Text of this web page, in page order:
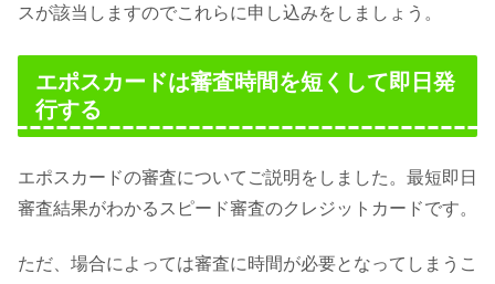
スが該当しますのでこれらに申し込みをしましょう。
エポスカードは審査時間を短くして即日発
行する
エポスカードの審査についてご説明をしました。最短即日
審査結果がわかるスピード審査のクレジットカードです。
ただ、場合によっては審査に時間が必要となってしまうこ